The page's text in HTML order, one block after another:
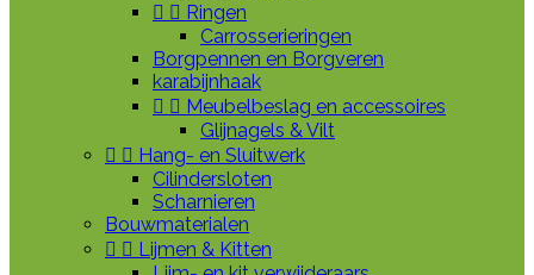
  Ringen
Carrosserieringen
Borgpennen en Borgveren
karabijnhaak
  Meubelbeslag en accessoires
Glijnagels & Vilt
  Hang- en Sluitwerk
Cilindersloten
Scharnieren
Bouwmaterialen
  Lijmen & Kitten